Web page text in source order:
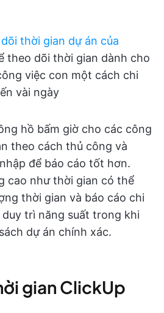
thời gian dự án của
theo dõi thời gian dành cho
việc con một cách chi
vài ngày
hồ bấm giờ cho các công
theo cách thủ công và
để báo cáo tốt hơn.
cao như thời gian có thể
thời gian và báo cáo chi
trì năng suất trong khi
dự án chính xác.
gian ClickUp